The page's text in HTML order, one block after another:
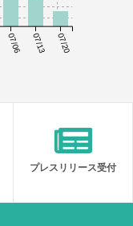
07/06 07/13 07/20
プレスリリース受付